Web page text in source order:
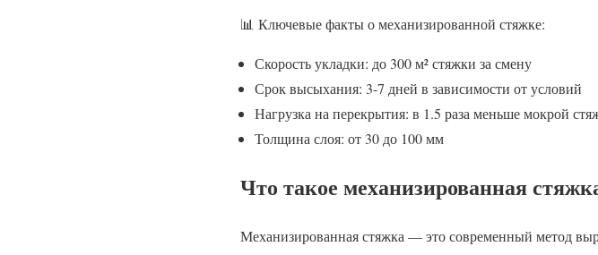
📊 Ключевые факты о механизированной стяжке:
Скорость укладки: до 300 м² стяжки за смену
Срок высыхания: 3-7 дней в зависимости от условий
Нагрузка на перекрытия: в 1.5 раза меньше мокрой
Толщина слоя: от 30 до 100 мм
Что такое механизированная
Механизированная стяжка — это современный метод